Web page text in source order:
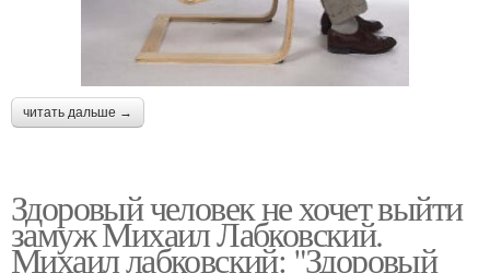
читать дальше →
Здоровый человек не хочет выйти
замуж Михаил Лабковский.
Михаил лабковский: "Здоровый